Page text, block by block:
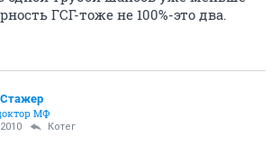
ГСГ-тоже не 100%-это два.
МФ
Котег